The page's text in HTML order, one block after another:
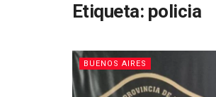
Etiqueta: policia
BUENOS AIRES